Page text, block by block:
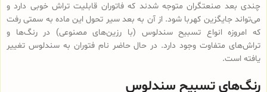
چندی بعد صنعتگران متوجه شدند که فاتوران قابلیت تراش خوبی دارد و
می‌تواند جایگزین کهربا شود. از آن به بعد سیر تحول این ماده به سمتی رفت
که امروزه انواع تسبیح‌ سندلوس (با رزین‌های مصنوعی) در رنگ‌ها و
تراش‌های متفاوت وجود دارد. در حال حاضر نام فتوران به سندلوس تغییر
یافته است.
رنگ‌های تسبیح سندلوس